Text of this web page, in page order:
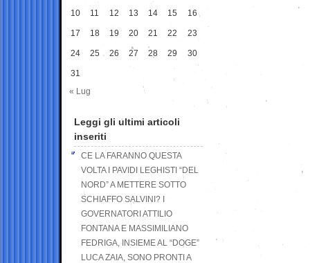
10 11 12 13 14 15 16
17 18 19 20 21 22 23
24 25 26 27 28 29 30
31
« Lug
Leggi gli ultimi articoli
inseriti
CE LA FARANNO QUESTA
VOLTA I PAVIDI LEGHISTI “DEL
NORD” A METTERE SOTTO
SCHIAFFO SALVINI? I
GOVERNATORI ATTILIO
FONTANA E MASSIMILIANO
FEDRIGA, INSIEME AL “DOGE”
LUCA ZAIA, SONO PRONTI A